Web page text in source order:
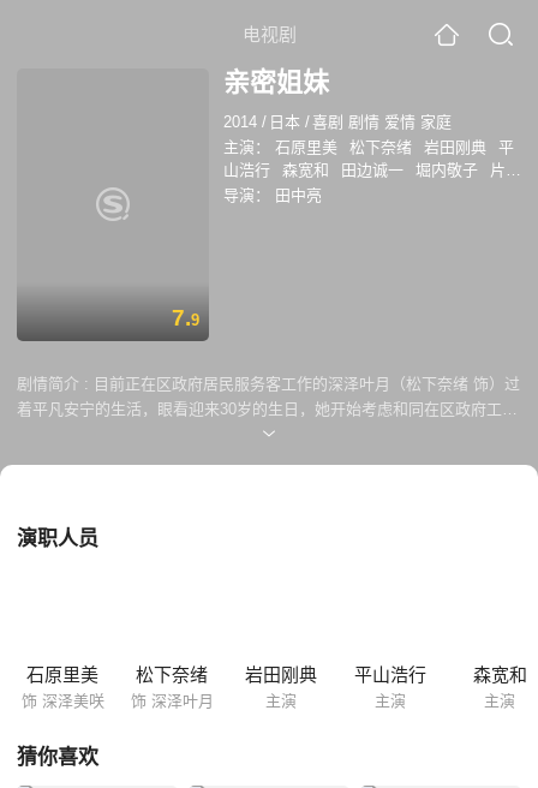
电视剧
7.9
亲密姐妹
2014 / 日本 /喜剧 剧情 爱情 家庭
主演：
石原里美 松下奈绪 岩田刚典
平
山浩行
森宽和 田边诚一 堀内敬子
片平
渚
渡边裕之
导演： 田中亮
剧情简介 : 目前正在区政府居民服务客工作的深泽叶月（松下奈绪 饰）过
着平凡安宁的生活，眼看迎来30岁的生日，她开始考虑和同在区政府工作
的男友吉村达也（平冈佑太 饰）结婚成家的事宜。而就在此时，一名不速
不知会惹出什么乱子。果然，美咲很快搅黄了姐姐的婚事。小恶魔的出
演职人员
石原里美
饰 深泽美咲
松下奈绪
饰 深泽叶月
岩田刚典
主演
平山浩行
主演
森宽和
主演
猜你喜欢